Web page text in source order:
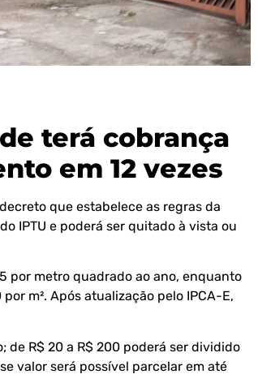
terá cobrança
em 12 vezes
que estabelece as regras da
IPTU e poderá ser quitado à vista ou
por metro quadrado ao ano, enquanto
m². Após atualização pelo IPCA-E,
de R$ 20 a R$ 200 poderá ser dividido
valor será possível parcelar em até